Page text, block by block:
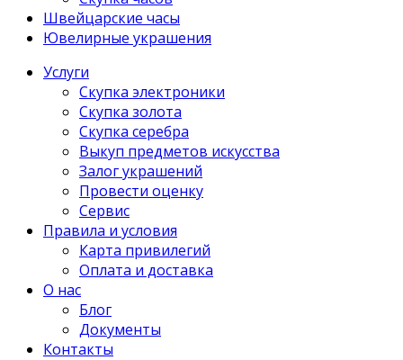
Швейцарские часы
Ювелирные украшения
Услуги
Скупка электроники
Скупка золота
Скупка серебра
Выкуп предметов искусства
Залог украшений
Провести оценку
Сервис
Правила и условия
Карта привилегий
Оплата и доставка
О нас
Блог
Документы
Контакты